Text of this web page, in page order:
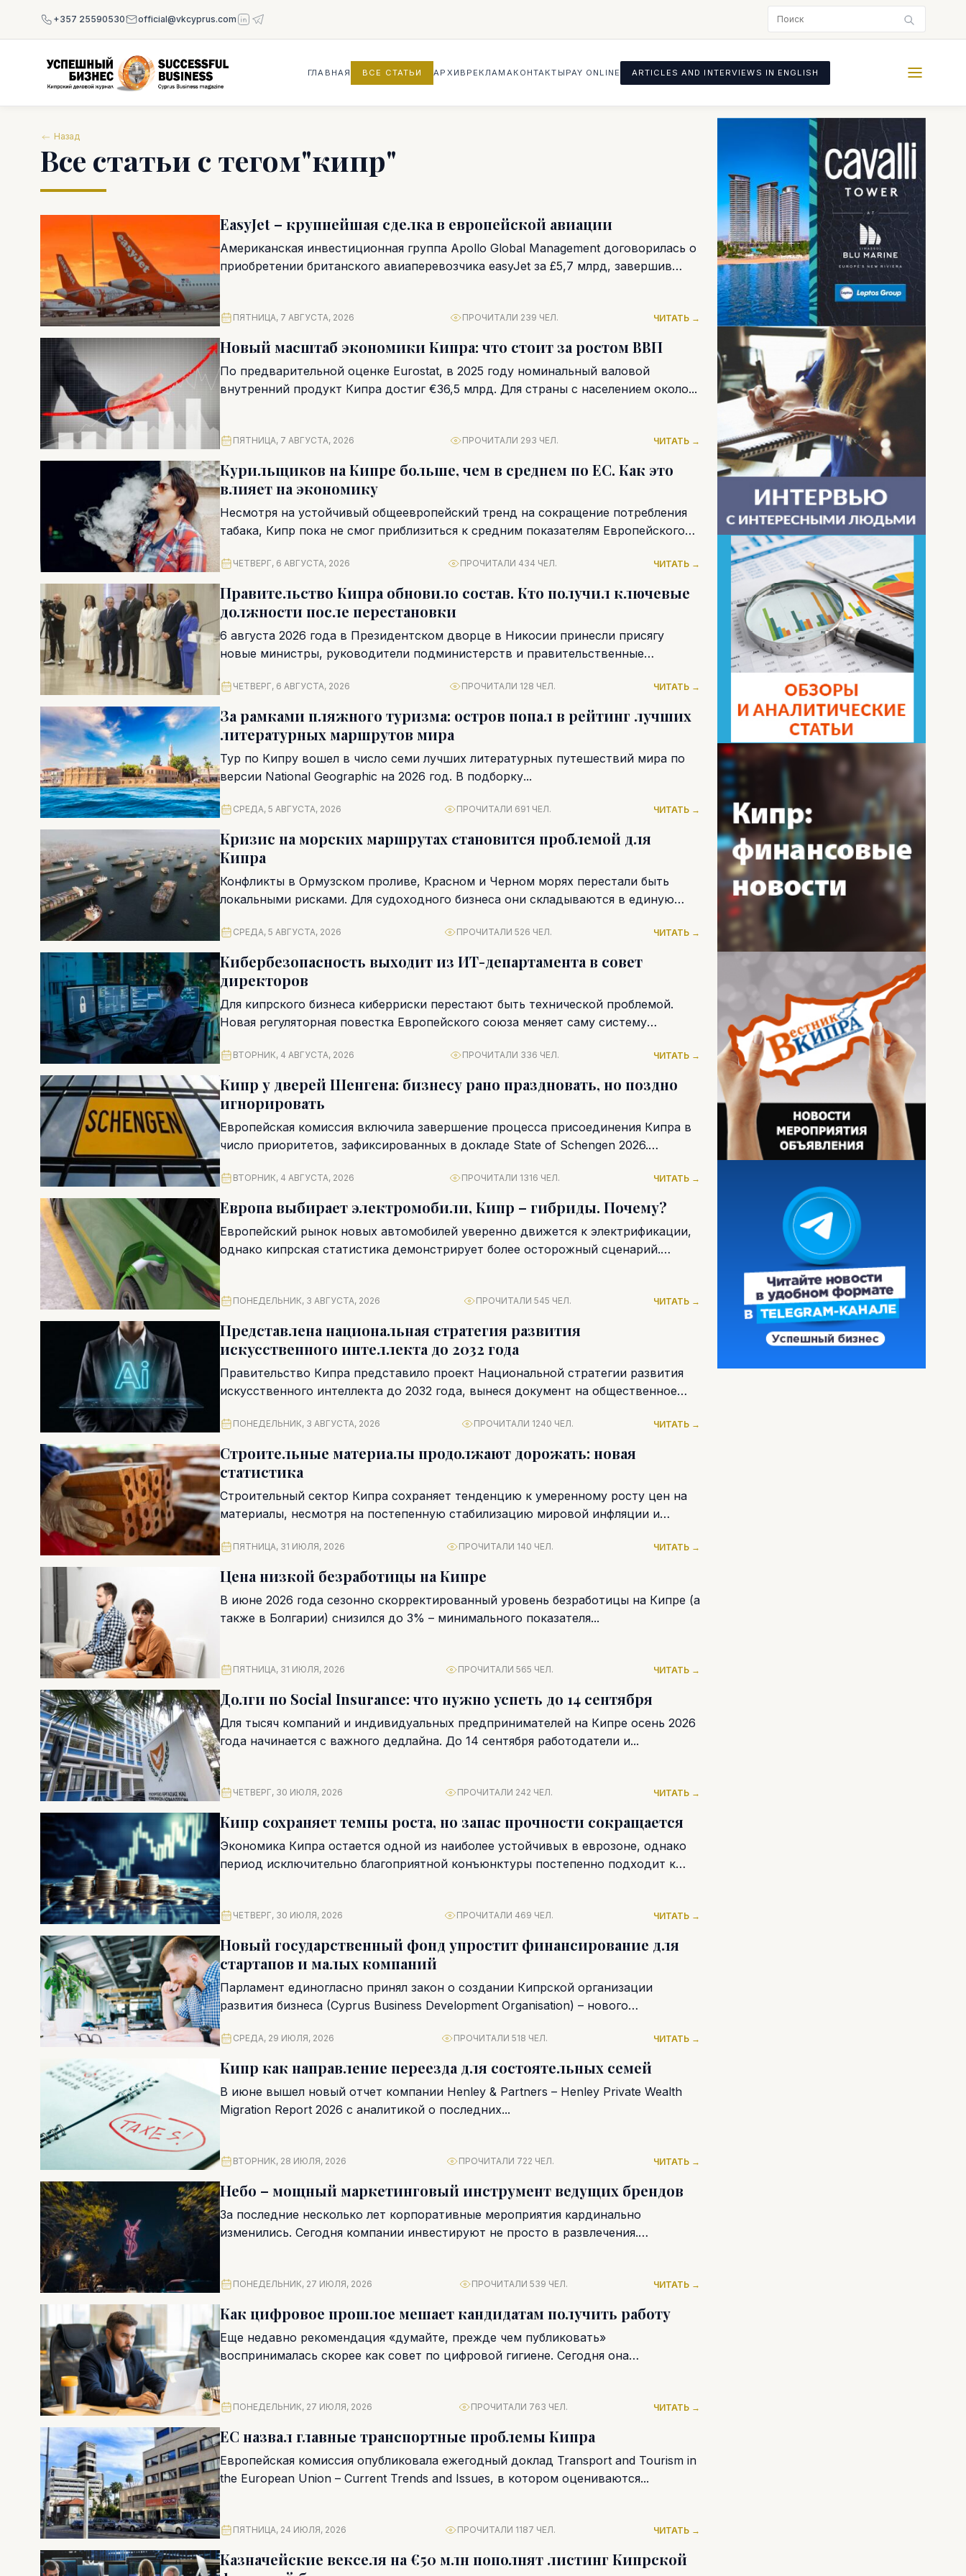
+357 25590530 official@vkcyprus.com
ГЛАВНАЯ ВСЕ СТАТЬИ АРХИВ РЕКЛАМА КОНТАКТЫ PAY ONLINE ARTICLES AND INTERVIEWS IN ENGLISH
Назад
Все статьи с тегом"кипр"
EasyJet – крупнейшая сделка в европейской авиации
Американская инвестиционная группа Apollo Global Management договорилась о
приобретении британского авиаперевозчика easyJet за £5,7 млрд, завершив
ПЯТНИЦА, 7 АВГУСТА, 2026 ПРОЧИТАЛИ 239 ЧЕЛ. ЧИТАТЬ →
Новый масштаб экономики Кипра: что стоит за ростом ВВП
По предварительной оценке Eurostat, в 2025 году номинальный валовой
внутренний продукт Кипра достиг €36,5 млрд. Для страны с населением около...
ПЯТНИЦА, 7 АВГУСТА, 2026 ПРОЧИТАЛИ 293 ЧЕЛ. ЧИТАТЬ →
Курильщиков на Кипре больше, чем в среднем по ЕС. Как это
влияет на экономику
Несмотря на устойчивый общеевропейский тренд на сокращение потребления
табака, Кипр пока не смог приблизиться к средним показателям Европейского
ЧЕТВЕРГ, 6 АВГУСТА, 2026 ПРОЧИТАЛИ 434 ЧЕЛ. ЧИТАТЬ →
Правительство Кипра обновило состав. Кто получил ключевые
должности после перестановки
6 августа 2026 года в Президентском дворце в Никосии принесли присягу
новые министры, руководители подминистерств и правительственные
ЧЕТВЕРГ, 6 АВГУСТА, 2026 ПРОЧИТАЛИ 128 ЧЕЛ. ЧИТАТЬ →
За рамками пляжного туризма: остров попал в рейтинг лучших
литературных маршрутов мира
Тур по Кипру вошел в число семи лучших литературных путешествий мира по
версии National Geographic на 2026 год. В подборку...
СРЕДА, 5 АВГУСТА, 2026 ПРОЧИТАЛИ 691 ЧЕЛ. ЧИТАТЬ →
Кризис на морских маршрутах становится проблемой для
Кипра
Конфликты в Ормузском проливе, Красном и Черном морях перестали быть
локальными рисками. Для судоходного бизнеса они складываются в единую
СРЕДА, 5 АВГУСТА, 2026 ПРОЧИТАЛИ 526 ЧЕЛ. ЧИТАТЬ →
Кибербезопасность выходит из ИТ-департамента в совет
директоров
Для кипрского бизнеса киберриски перестают быть технической проблемой.
Новая регуляторная повестка Европейского союза меняет саму систему
ВТОРНИК, 4 АВГУСТА, 2026 ПРОЧИТАЛИ 336 ЧЕЛ. ЧИТАТЬ →
Кипр у дверей Шенгена: бизнесу рано праздновать, но поздно
игнорировать
Европейская комиссия включила завершение процесса присоединения Кипра в
число приоритетов, зафиксированных в докладе State of Schengen 2026.
ВТОРНИК, 4 АВГУСТА, 2026 ПРОЧИТАЛИ 1316 ЧЕЛ. ЧИТАТЬ →
Европа выбирает электромобили, Кипр – гибриды. Почему?
Европейский рынок новых автомобилей уверенно движется к электрификации,
однако кипрская статистика демонстрирует более осторожный сценарий.
ПОНЕДЕЛЬНИК, 3 АВГУСТА, 2026 ПРОЧИТАЛИ 545 ЧЕЛ. ЧИТАТЬ →
Представлена национальная стратегия развития
искусственного интеллекта до 2032 года
Правительство Кипра представило проект Национальной стратегии развития
искусственного интеллекта до 2032 года, вынеся документ на общественное
ПОНЕДЕЛЬНИК, 3 АВГУСТА, 2026 ПРОЧИТАЛИ 1240 ЧЕЛ. ЧИТАТЬ →
Строительные материалы продолжают дорожать: новая
статистика
Строительный сектор Кипра сохраняет тенденцию к умеренному росту цен на
материалы, несмотря на постепенную стабилизацию мировой инфляции и
ПЯТНИЦА, 31 ИЮЛЯ, 2026 ПРОЧИТАЛИ 140 ЧЕЛ. ЧИТАТЬ →
Цена низкой безработицы на Кипре
В июне 2026 года сезонно скорректированный уровень безработицы на Кипре (а
также в Болгарии) снизился до 3% – минимального показателя...
ПЯТНИЦА, 31 ИЮЛЯ, 2026 ПРОЧИТАЛИ 565 ЧЕЛ. ЧИТАТЬ →
Долги по Social Insurance: что нужно успеть до 14 сентября
Для тысяч компаний и индивидуальных предпринимателей на Кипре осень 2026
года начинается с важного дедлайна. До 14 сентября работодатели и...
ЧЕТВЕРГ, 30 ИЮЛЯ, 2026 ПРОЧИТАЛИ 242 ЧЕЛ. ЧИТАТЬ →
Кипр сохраняет темпы роста, но запас прочности сокращается
Экономика Кипра остается одной из наиболее устойчивых в еврозоне, однако
период исключительно благоприятной конъюнктуры постепенно подходит к
ЧЕТВЕРГ, 30 ИЮЛЯ, 2026 ПРОЧИТАЛИ 469 ЧЕЛ. ЧИТАТЬ →
Новый государственный фонд упростит финансирование для
стартапов и малых компаний
Парламент единогласно принял закон о создании Кипрской организации
развития бизнеса (Cyprus Business Development Organisation) – нового
СРЕДА, 29 ИЮЛЯ, 2026 ПРОЧИТАЛИ 518 ЧЕЛ. ЧИТАТЬ →
Кипр как направление переезда для состоятельных семей
В июне вышел новый отчет компании Henley & Partners – Henley Private Wealth
Migration Report 2026 с аналитикой о последних...
ВТОРНИК, 28 ИЮЛЯ, 2026 ПРОЧИТАЛИ 722 ЧЕЛ. ЧИТАТЬ →
Небо – мощный маркетинговый инструмент ведущих брендов
За последние несколько лет корпоративные мероприятия кардинально
изменились. Сегодня компании инвестируют не просто в развлечения.
ПОНЕДЕЛЬНИК, 27 ИЮЛЯ, 2026 ПРОЧИТАЛИ 539 ЧЕЛ. ЧИТАТЬ →
Как цифровое прошлое мешает кандидатам получить работу
Еще недавно рекомендация «думайте, прежде чем публиковать»
воспринималась скорее как совет по цифровой гигиене. Сегодня она
ПОНЕДЕЛЬНИК, 27 ИЮЛЯ, 2026 ПРОЧИТАЛИ 763 ЧЕЛ. ЧИТАТЬ →
ЕС назвал главные транспортные проблемы Кипра
Европейская комиссия опубликовала ежегодный доклад Transport and Tourism in
the European Union – Current Trends and Issues, в котором оцениваются...
ПЯТНИЦА, 24 ИЮЛЯ, 2026 ПРОЧИТАЛИ 1187 ЧЕЛ. ЧИТАТЬ →
Казначейские векселя на €50 млн пополнят листинг Кипрской